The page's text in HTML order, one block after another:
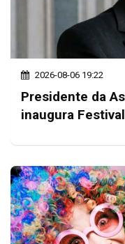
2026-08-06 19:22
Presidente da
inaugura